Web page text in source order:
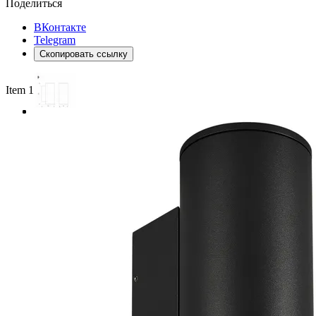
Поделиться
ВКонтакте
Telegram
Скопировать ссылку
Item 1 of 3